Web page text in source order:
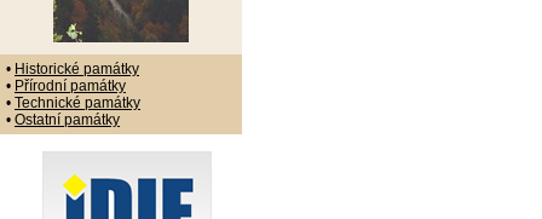
• Historické památky
• Přírodní památky
• Technické památky
• Ostatní památky